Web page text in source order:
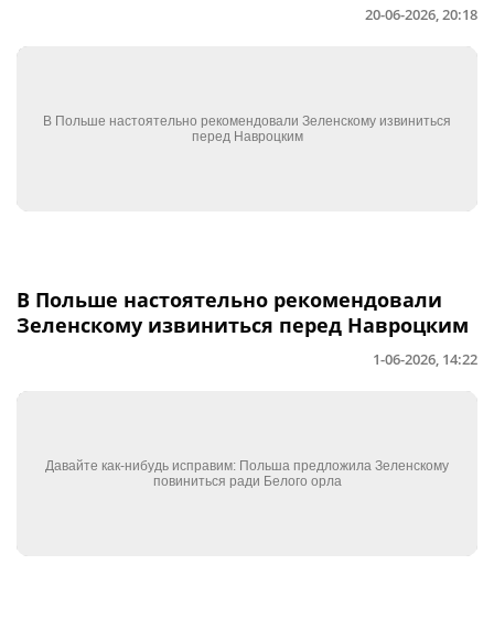
20-06-2026, 20:18
В Польше настоятельно рекомендовали
Зеленскому извиниться перед Навроцким
1-06-2026, 14:22